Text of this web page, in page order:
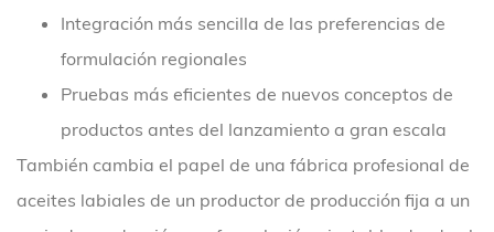
Integración más sencilla de las preferencias de
formulación regionales
Pruebas más eficientes de nuevos conceptos de
productos antes del lanzamiento a gran escala
También cambia el papel de una fábrica profesional de
aceites labiales de un productor de producción fija a un